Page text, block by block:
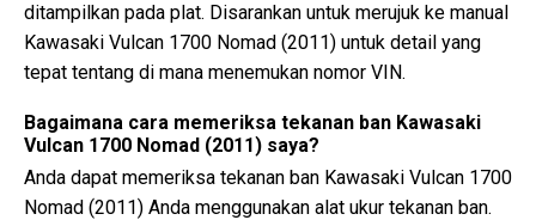
ditampilkan pada plat. Disarankan untuk merujuk ke manual
Kawasaki Vulcan 1700 Nomad (2011) untuk detail yang
tepat tentang di mana menemukan nomor VIN.
Bagaimana cara memeriksa tekanan ban Kawasaki
Vulcan 1700 Nomad (2011) saya?
Anda dapat memeriksa tekanan ban Kawasaki Vulcan 1700
Nomad (2011) Anda menggunakan alat ukur tekanan ban.